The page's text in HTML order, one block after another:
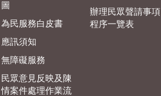
圖
為民服務白皮書
應訊須知
無障礙服務
民眾意見反映及陳
情案件處理作業流
辦理民眾聲請事項
程序一覽表